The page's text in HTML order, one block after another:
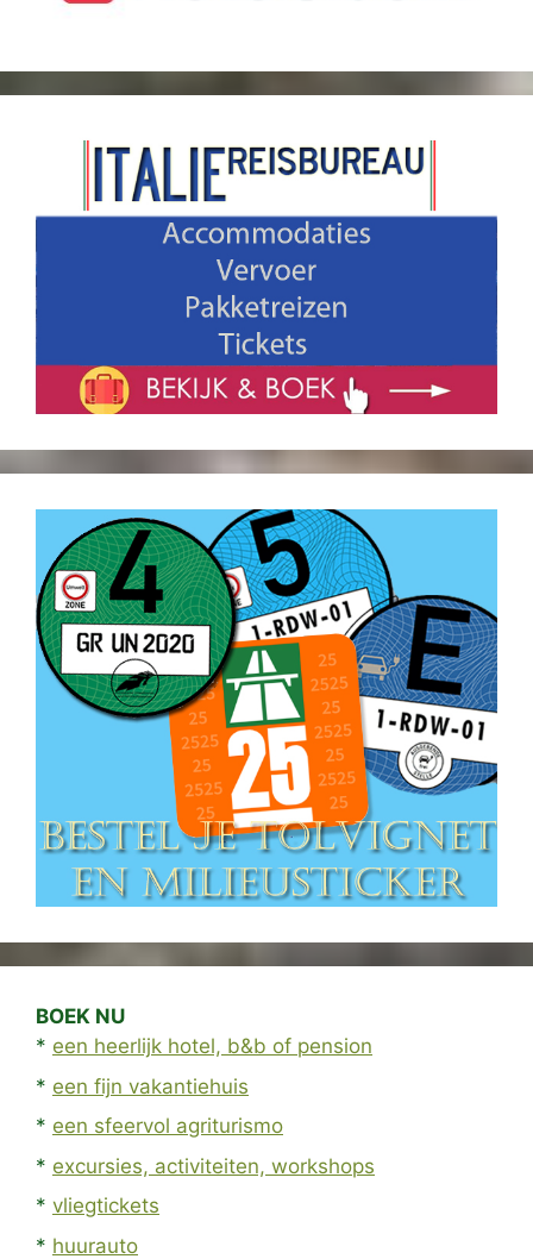
BOEK NU
* een heerlijk hotel, b&b of pension
* een fijn vakantiehuis
* een sfeervol agriturismo
* excursies, activiteiten, workshops
* vliegtickets
* huurauto